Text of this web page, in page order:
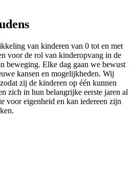
van kinderen van 0 tot en met
voor de rol van kinderopvang in de
beweging. Elke dag gaan we bewust
kansen en mogelijkheden. Wij
zij de kinderen op één kunnen
zich in hun belangrijke eerste jaren al
voor eigenheid en kan iedereen zijn